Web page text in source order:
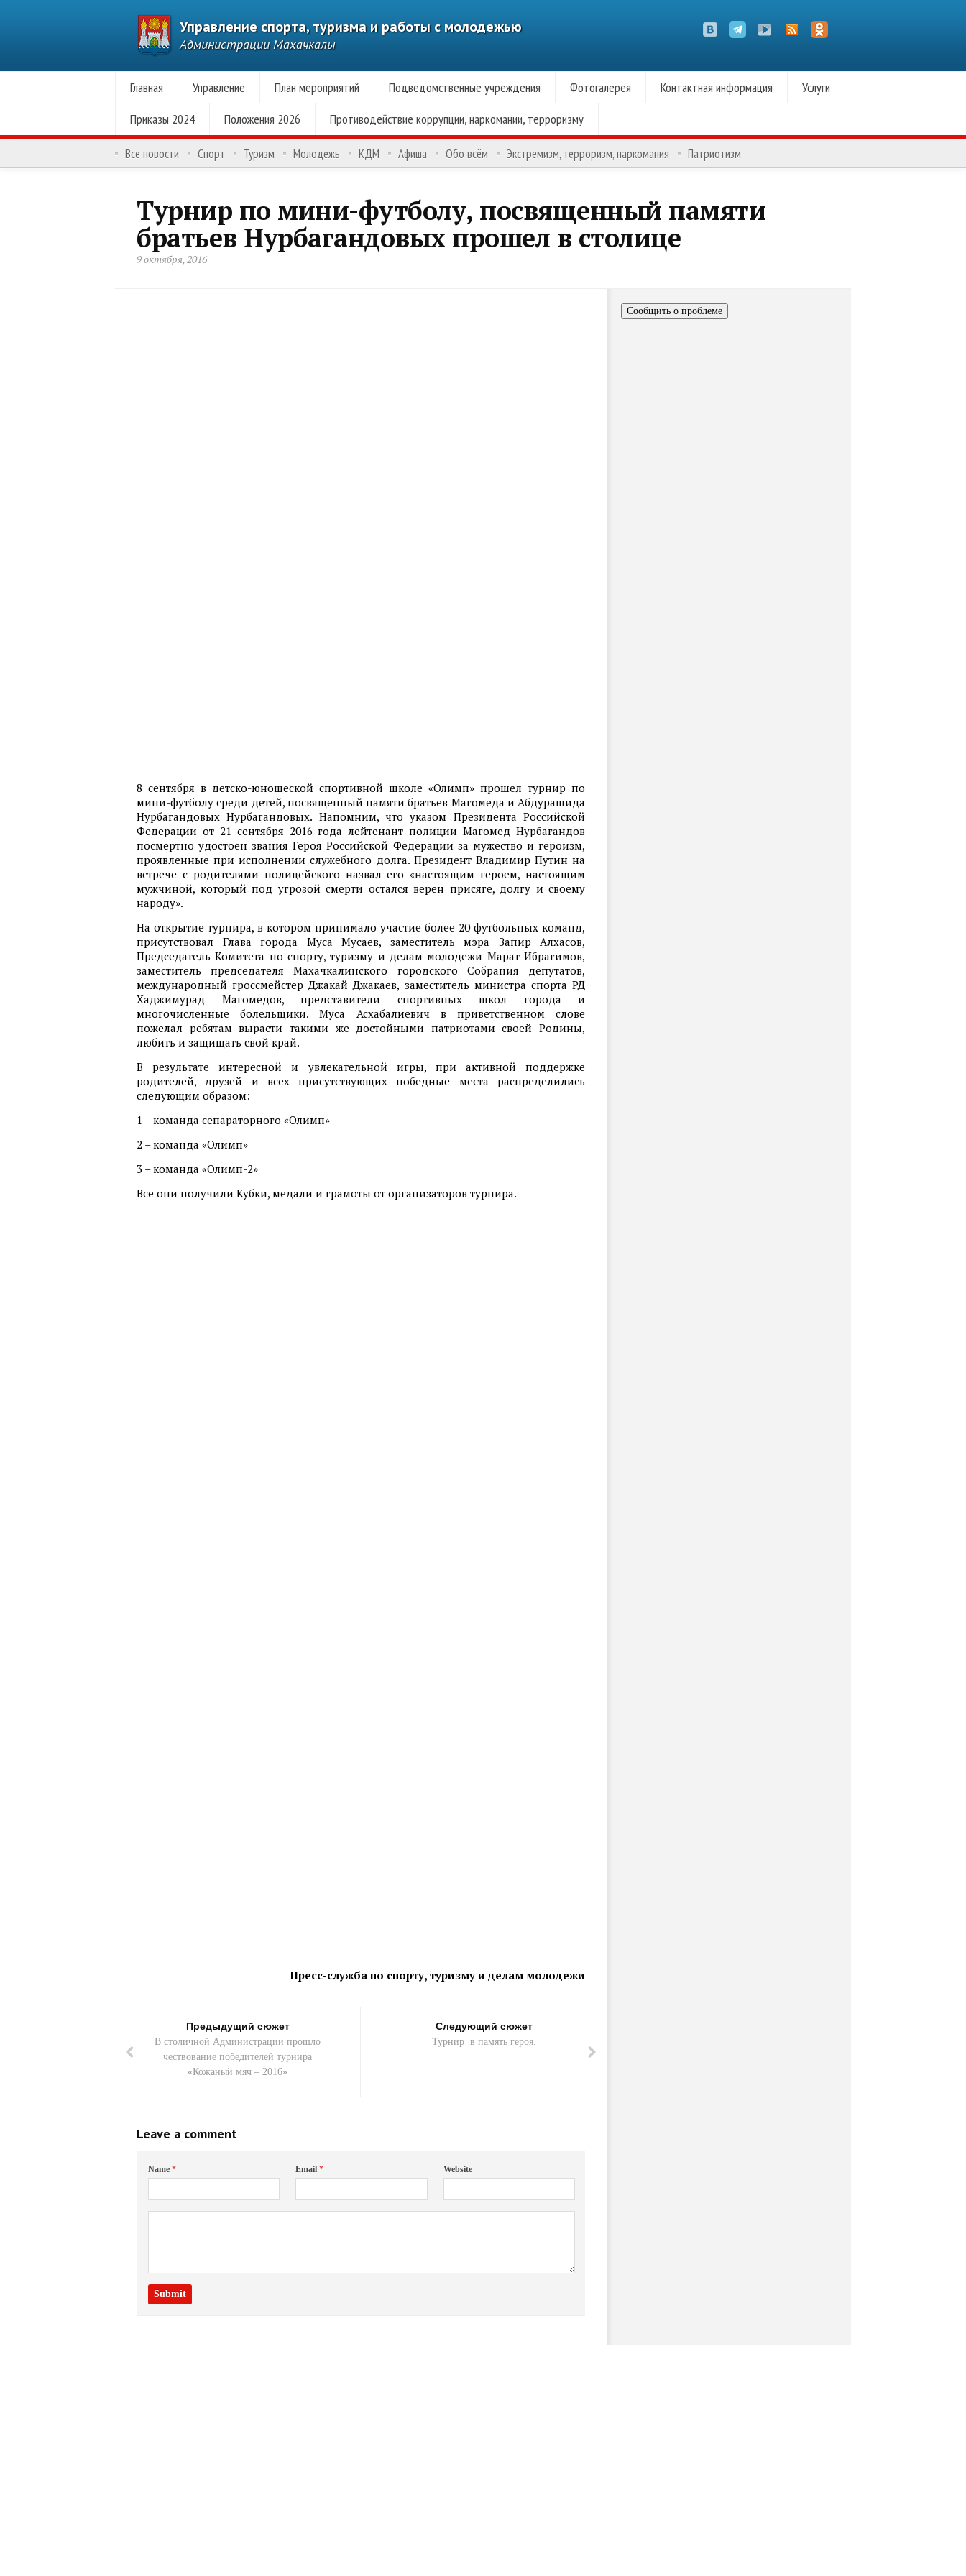
Управление спорта, туризма и работы с молодежью
Администрации Махачкалы
Главная Управление План мероприятий Подведомственные учреждения Фотогалерея Контактная информация
Услуги
Приказы 2024
Положения 2026 Противодействие коррупции, наркомании, терроризму
Все новости Спорт Туризм Молодежь КДМ Афиша Обо всём Экстремизм, терроризм, наркомания Патриотизм
Турнир по мини-футболу, посвященный памяти
братьев Нурбагандовых прошел в столице
9 октября, 2016
8 сентября в детско-юношеской спортивной школе «Олимп» прошел турнир по
мини-футболу среди детей, посвященный памяти братьев Магомеда и Абдурашида
Нурбагандовых Нурбагандовых. Напомним, что указом Президента Российской
Федерации от 21 сентября 2016 года лейтенант полиции Магомед Нурбагандов
посмертно удостоен звания Героя Российской Федерации за мужество и героизм,
проявленные при исполнении служебного долга. Президент Владимир Путин на
встрече с родителями полицейского назвал его «настоящим героем, настоящим
мужчиной, который под угрозой смерти остался верен присяге, долгу и своему
народу».
На открытие турнира, в котором принимало участие более 20 футбольных команд,
присутствовал Глава города Муса Мусаев, заместитель мэра Запир Алхасов,
Председатель Комитета по спорту, туризму и делам молодежи Марат Ибрагимов,
заместитель председателя Махачкалинского городского Собрания депутатов,
международный гроссмейстер Джакай Джакаев, заместитель министра спорта РД
Хаджимурад Магомедов, представители спортивных школ города и
многочисленные болельщики. Муса Асхабалиевич в приветственном слове
пожелал ребятам вырасти такими же достойными патриотами своей Родины,
любить и защищать свой край.
В результате интересной и увлекательной игры, при активной поддержке
родителей, друзей и всех присутствующих победные места распределились
следующим образом:
1 – команда сепараторного «Олимп»
2 – команда «Олимп»
3 – команда «Олимп-2»
Все они получили Кубки, медали и грамоты от организаторов турнира.
Пресс-служба по спорту, туризму и делам молодежи
Предыдущий сюжет
В столичной Администрации прошло
чествование победителей турнира
«Кожаный мяч – 2016»
Следующий сюжет
Турнир в память героя.
Leave a comment
Name* Email* Website
Сообщить о проблеме